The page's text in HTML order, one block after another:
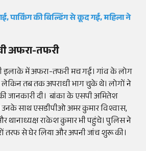
पार्किंग की बिल्डिंग से कूद गई, महिला ने
अफरा-तफरी
इलाके में अफरा-तफरी मच गई। गांव के लोग
तब तक अपराधी भाग चुके थे। लोगों ने
जानकारी दी। बांका के एसपी अमितेश
साथ एसडीपीओ अमर कुमार विश्वास,
थानाध्यक्ष राकेश कुमार भी पहुंचे। पुलिस ने
तरफ से घेर लिया और अपनी जांच शुरू की।